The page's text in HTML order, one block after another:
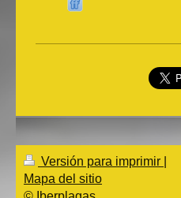
Versión para imprimir
Mapa del sitio